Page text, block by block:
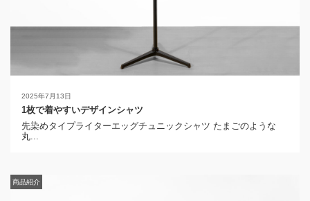
2025年7月13日
1枚で着やすいデザインシャツ
先染めタイプライターエッグチュニックシャツ たまごのような
丸...
商品紹介